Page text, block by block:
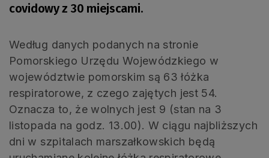
covidowy z 30 miejscami.
Według danych podanych na stronie
Pomorskiego Urzędu Wojewódzkiego w
województwie pomorskim są 63 łóżka
respiratorowe, z czego zajętych jest 54.
Oznacza to, że wolnych jest 9 (stan na 3
listopada na godz. 13.00). W ciągu najbliższych
dni w szpitalach marszałkowskich będą